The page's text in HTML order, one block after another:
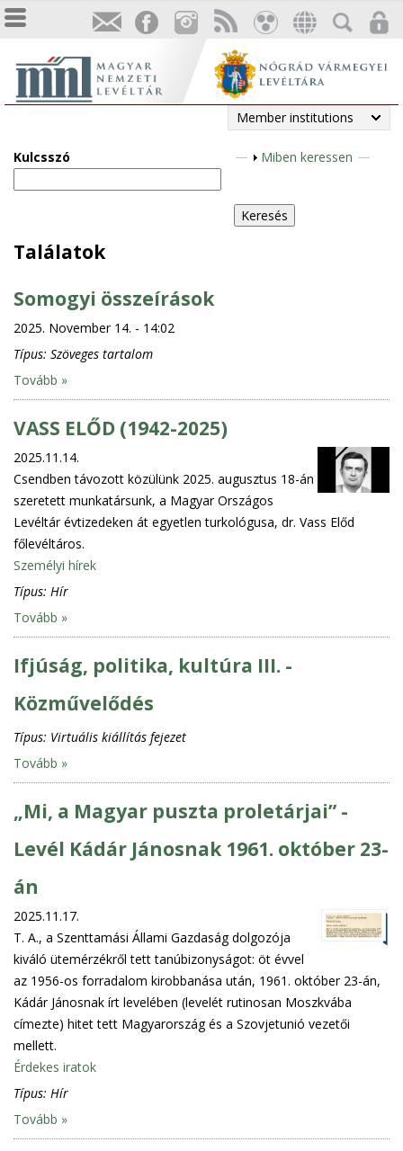
Member institutions
Kulcsszó
S
o
w
Miben keressen
Találatok
Somogyi összeírások
2025. November 14. - 14:02
Típus: Szöveges tartalom
Tovább »
VASS ELŐD (1942-2025)
2025.11.14.
Csendben távozott közülünk 2025. augusztus 18-án
szeretett munkatársunk, a Magyar Országos
Levéltár évtizedeken át egyetlen turkológusa, dr. Vass Előd
főlevéltáros.
Személyi hírek
Típus: Hír
Tovább »
Ifjúság, politika, kultúra III. -
Közművelődés
Típus: Virtuális kiállítás fejezet
Tovább »
„Mi, a Magyar puszta proletárjai” -
Levél Kádár Jánosnak 1961. október 23-
án
2025.11.17.
T. A., a Szenttamási Állami Gazdaság dolgozója
kiváló ütemérzékről tett tanúbizonyságot: öt évvel
az 1956-os forradalom kirobbanása után, 1961. október 23-án,
Kádár Jánosnak írt levelében (levelét rutinosan Moszkvába
címezte) hitet tett Magyarország és a Szovjetunió vezetői
mellett.
Érdekes iratok
Típus: Hír
Tovább »